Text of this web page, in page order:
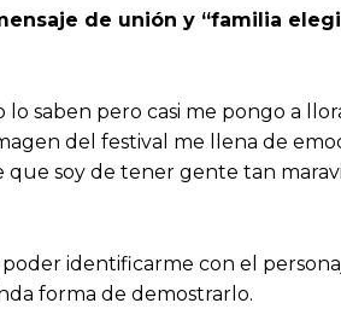
de unión y “familia
saben pero casi me pongo a
del festival me llena de
soy de tener gente tan
identificarme con el
forma de demostrarlo.